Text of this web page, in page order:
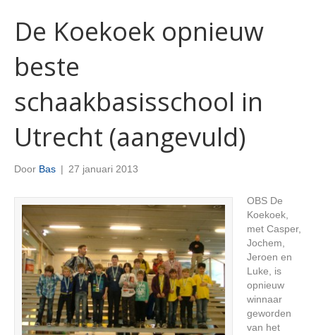
De Koekoek opnieuw
beste
schaakbasisschool in
Utrecht (aangevuld)
Door Bas | 27 januari 2013
OBS De
Koekoek,
met Casper,
Jochem,
Jeroen en
Luke, is
opnieuw
winnaar
geworden
van het